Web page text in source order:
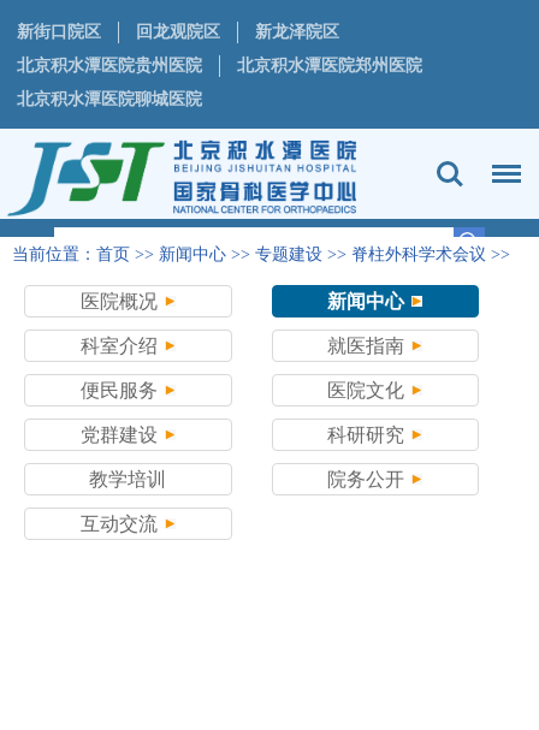
新街口院区 回龙观院区
新龙泽院区
北京积水潭医院贵州医院
北京积水潭医院郑州医院
北京积水潭医院聊城医院
当前位置： 首页 >> 新闻中心 >> 专题建设 >> 脊柱外科学术会议 >>
论坛动态
医院概况 新闻中心
科室介绍 就医指南
便民服务 医院文化
党群建设 科研研究
教学培训 院务公开
互动交流